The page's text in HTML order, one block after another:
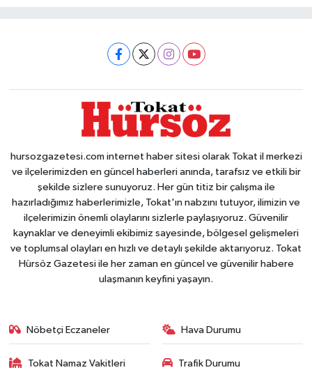
hursozgazetesi.com internet haber sitesi olarak Tokat il merkezi
ve ilçelerimizden en güncel haberleri anında, tarafsız ve etkili bir
şekilde sizlere sunuyoruz. Her gün titiz bir çalışma ile
hazırladığımız haberlerimizle, Tokat'ın nabzını tutuyor, ilimizin ve
ilçelerimizin önemli olaylarını sizlerle paylaşıyoruz. Güvenilir
kaynaklar ve deneyimli ekibimiz sayesinde, bölgesel gelişmeleri
ve toplumsal olayları en hızlı ve detaylı şekilde aktarıyoruz. Tokat
Hürsöz Gazetesi ile her zaman en güncel ve güvenilir habere
ulaşmanın keyfini yaşayın.
Nöbetçi Eczaneler Hava Durumu
Tokat Namaz Vakitleri Trafik Durumu